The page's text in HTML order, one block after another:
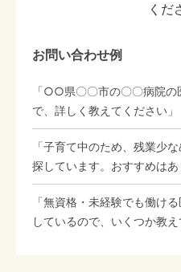
くだ
お問い合わせ例
「○○県〇〇市の〇〇病院
で、詳しく教えてください」
「子育て中のため、残業少
探しています。おすすめはあ
「無資格・未経験でも働け
しているので、いくつか教え